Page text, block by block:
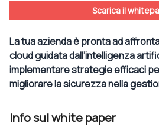
Scarica il
La tua azienda è pronta ad
cloud guidata dall’intelligenza
implementare strategie efficaci
migliorare la sicurezza nella
Info sul white paper